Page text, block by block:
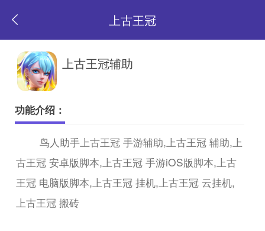
上古王冠
返
页
上古王冠辅助
功能介绍：
鸟人助手上古王冠 手游辅助,上古王冠 辅助,上
古王冠 安卓版脚本,上古王冠 手游iOS版脚本,上古
王冠 电脑版脚本,上古王冠 挂机,上古王冠 云挂机,
上古王冠 搬砖